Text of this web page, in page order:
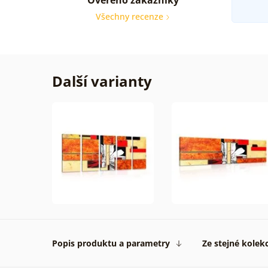
Všechny recenze
Další varianty
Popis produktu a parametry Ze stejné